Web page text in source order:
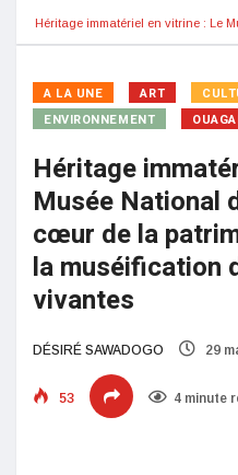
Héritage immatériel en vitrine : Le
A LA UNE ART
ENVIRONNEMENT
Héritage
Musée National
cœur de la
la muséification
vivantes
DÉSIRÉ SAWADOGO 29
53 4 minute